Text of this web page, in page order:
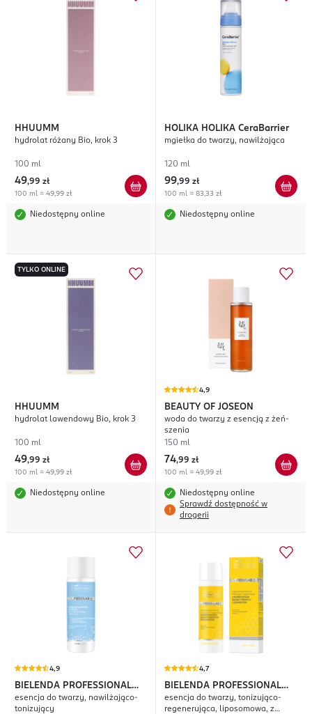
HHUUMM
hydrolat różany Bio, krok 3
100 ml
49,99 zł
100 ml = 49,99 zł
Niedostępny online
HOLIKA HOLIKA CeraBarrier
mgiełka do twarzy, nawilżająca
120 ml
99,99 zł
100 ml = 83,33 zł
Niedostępny online
TYLKO ONLINE
HHUUMM
hydrolat lawendowy Bio, krok 3
100 ml
49,99 zł
100 ml = 49,99 zł
Niedostępny online
4,9
BEAUTY OF JOSEON
woda do twarzy z esencją z żeń-
szenia
150 ml
74,99 zł
100 ml = 49,99 zł
Niedostępny online
Sprawdź dostępność w
drogerii
4,9
BIELENDA PROFESSIONAL
SupremeLab Hydra Glow
esencja do twarzy, nawilżająco-
tonizujący
4,7
BIELENDA PROFESSIONAL
SupremeLab Barrier Renew
esencja do twarzy, tonizująco-
regenerująca, liposomowa, z